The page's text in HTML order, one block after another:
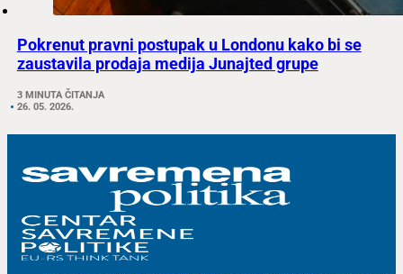
Pokrenut pravni postupak u Londonu kako bi se
zaustavila prodaja medija Junajted grupe
3 MINUTA ČITANJA
26. 05. 2026.